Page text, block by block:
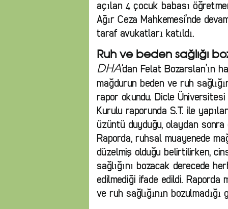
açılan 4 çocuk babası
Ağır Ceza Mahkemesi’nde
taraf avukatları katıldı.
Ruh ve beden sağlığı
DHA‘dan Felat Bozarslan’ın
mağdurun beden ve ruh
rapor okundu. Dicle
Kurulu raporunda S.T. ile
üzüntü duyduğu, olaydan
Raporda, ruhsal muayenede
düzelmiş olduğu belirtilirken,
sağlığını bozacak derecede
edilmediği ifade edildi.
ve ruh sağlığının